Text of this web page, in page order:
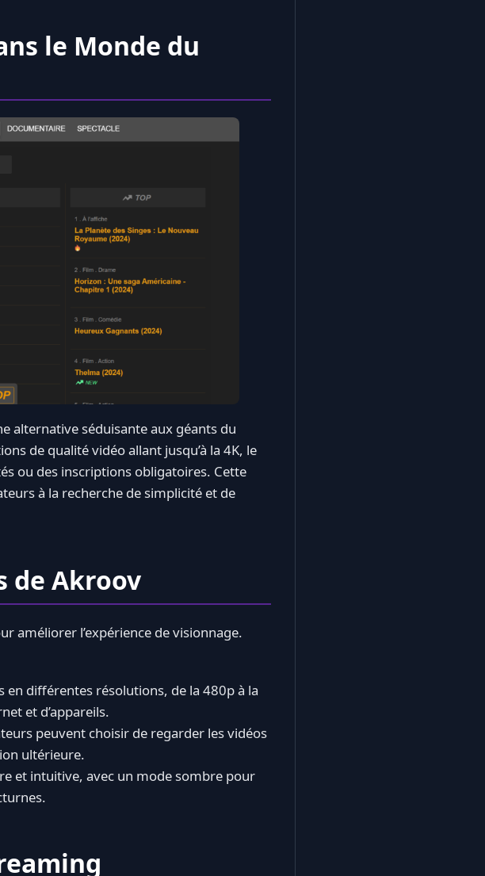
le Monde du
alternative séduisante aux géants du
de qualité vidéo allant jusqu’à la 4K, le
ou des inscriptions obligatoires. Cette
à la recherche de simplicité et de
de Akroov
améliorer l’expérience de visionnage.
différentes résolutions, de la 480p à la
et d’appareils.
peuvent choisir de regarder les vidéos
ultérieure.
et intuitive, avec un mode sombre pour